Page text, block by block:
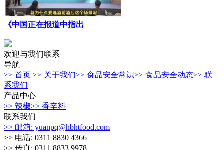
《中国正在报道中指出
欢迎与我们联系
导航
>> 首页 >> 关于我们>> 食品安全常识>> 食品安全动态>> 联
系我们
产品中心
>> 辣椒>> 香辛料
联系我们
>> 邮箱: yuanpq@hbhtfood.com
>> 电话: 0311 8830 4366
>> 传真: 0311 8833 9978